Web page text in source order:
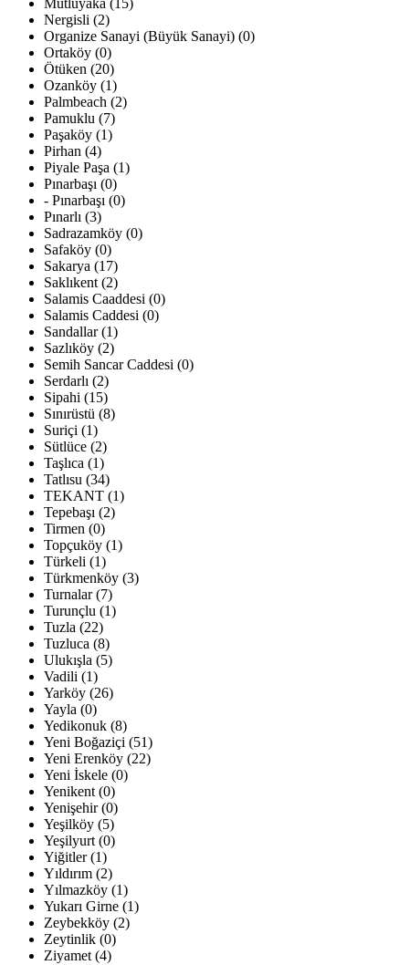
Mutluyaka (15)
Nergisli (2)
Organize Sanayi (Büyük Sanayi) (0)
Ortaköy (0)
Ötüken (20)
Ozanköy (1)
Palmbeach (2)
Pamuklu (7)
Paşaköy (1)
Pirhan (4)
Piyale Paşa (1)
Pınarbaşı (0)
- Pınarbaşı (0)
Pınarlı (3)
Sadrazamköy (0)
Safaköy (0)
Sakarya (17)
Saklıkent (2)
Salamis Caaddesi (0)
Salamis Caddesi (0)
Sandallar (1)
Sazlıköy (2)
Semih Sancar Caddesi (0)
Serdarlı (2)
Sipahi (15)
Sınırüstü (8)
Suriçi (1)
Sütlüce (2)
Taşlıca (1)
Tatlısu (34)
TEKANT (1)
Tepebaşı (2)
Tirmen (0)
Topçuköy (1)
Türkeli (1)
Türkmenköy (3)
Turnalar (7)
Turunçlu (1)
Tuzla (22)
Tuzluca (8)
Ulukışla (5)
Vadili (1)
Yarköy (26)
Yayla (0)
Yedikonuk (8)
Yeni Boğaziçi (51)
Yeni Erenköy (22)
Yeni İskele (0)
Yenikent (0)
Yenişehir (0)
Yeşilköy (5)
Yeşilyurt (0)
Yiğitler (1)
Yıldırım (2)
Yılmazköy (1)
Yukarı Girne (1)
Zeybekköy (2)
Zeytinlik (0)
Ziyamet (4)